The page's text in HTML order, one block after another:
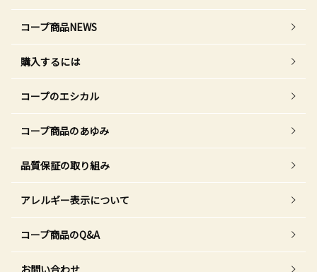
コープ商品NEWS
購入するには
コープのエシカル
コープ商品のあゆみ
品質保証の取り組み
アレルギー表示について
コープ商品のQ&A
お問い合わせ